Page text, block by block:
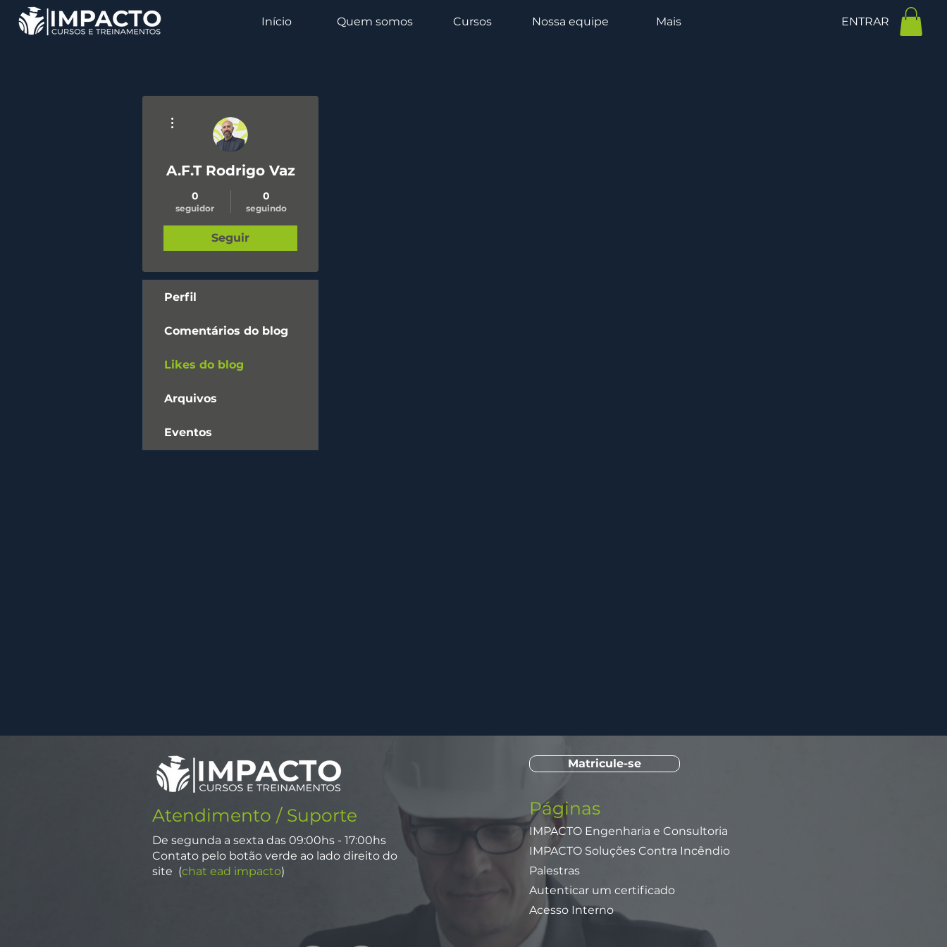
Início Quem somos Cursos Nossa equipe Mais ENTRAR
A.F.T Rodrigo Vaz
0
seguidor
0
seguindo
Seguir
Perfil
Comentários do blog
Likes do blog
Arquivos
Eventos
Atendimento / Suporte
De segunda a sexta das 09:00hs - 17:00hs
Contato pelo botão verde ao lado direito do
site (chat ead impacto)
Matricule-se
Páginas
IMPACTO Engenharia e Consultoria
IMPACTO Soluções Contra Incêndio
Palestras
Autenticar um certificado
Acesso Interno